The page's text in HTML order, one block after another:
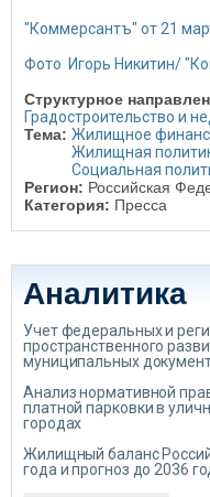
"Коммерсантъ" от 21
Фото Игорь Никитин/
Структурное
Градостроительство и
Тема: Жилищное
Жилищная
Социальная
Регион: Российская
Категория: Пресса
Аналитика
Учет федеральных и
пространственного
муниципальных
Анализ нормативной
платной парковки в
городах
Жилищный баланс
года и прогноз до 2036